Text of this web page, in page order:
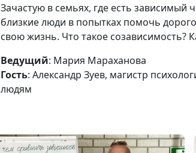
Зачастую в семьях, где есть
близкие люди в попытках помочь
свою жизнь. Что такое созависимость?
Ведущий: Мария Мараханова
Гость: Александр Зуев, магистр
людям